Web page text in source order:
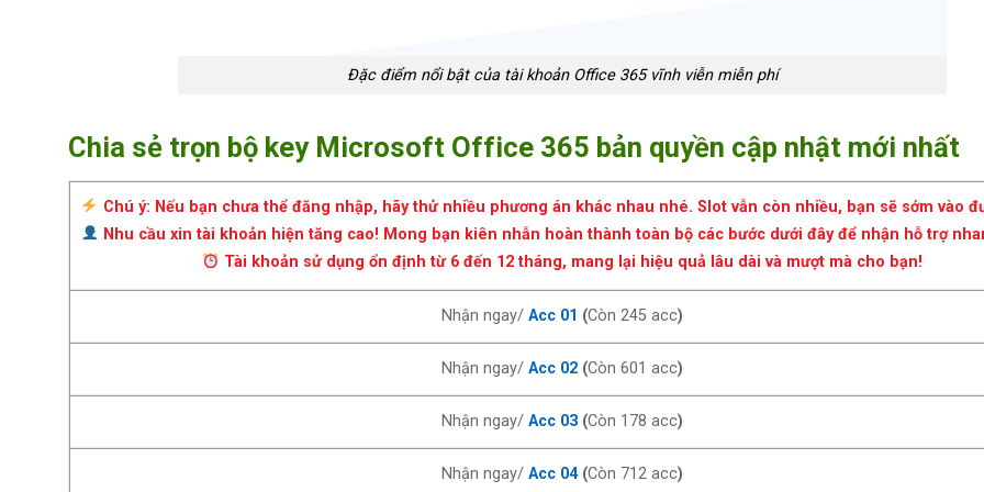
Đặc điểm nổi bật của tài khoản Office 365 vĩnh viễn miễn phí
Chia sẻ trọn bộ key Microsoft Office 365 bản quyền cập nhật mới nhất
Chú ý: Nếu bạn chưa thể đăng nhập, hãy thử nhiều phương án khác nhau nhé. Slot vẫn còn nhiều, bạn sẽ sớm vào
Nhu cầu xin tài khoản hiện tăng cao! Mong bạn kiên nhẫn hoàn thành toàn bộ các bước dưới đây để nhận hỗ trợ
Tài khoản sử dụng ổn định từ 6 đến 12 tháng, mang lại hiệu quả lâu dài và mượt mà cho bạn!
Nhận ngay/ Acc 01 (Còn 245 acc)
Nhận ngay/ Acc 02 (Còn 601 acc)
Nhận ngay/ Acc 03 (Còn 178 acc)
Nhận ngay/ Acc 04(Còn 712 acc)